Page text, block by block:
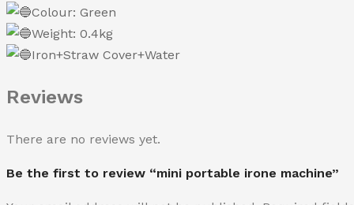
Colour: Green
Weight: 0.4kg
Iron+Straw Cover+Water
Reviews
There are no reviews yet.
Be the first to review “mini portable irone machine”